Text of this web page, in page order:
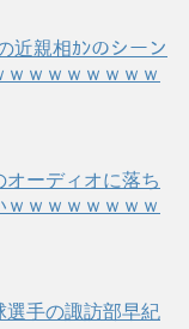
近親相ｶﾝのシーン
ｗｗｗｗｗｗｗ
オーディオに落ち
ｗｗｗｗｗｗｗ
選手の諏訪部早紀